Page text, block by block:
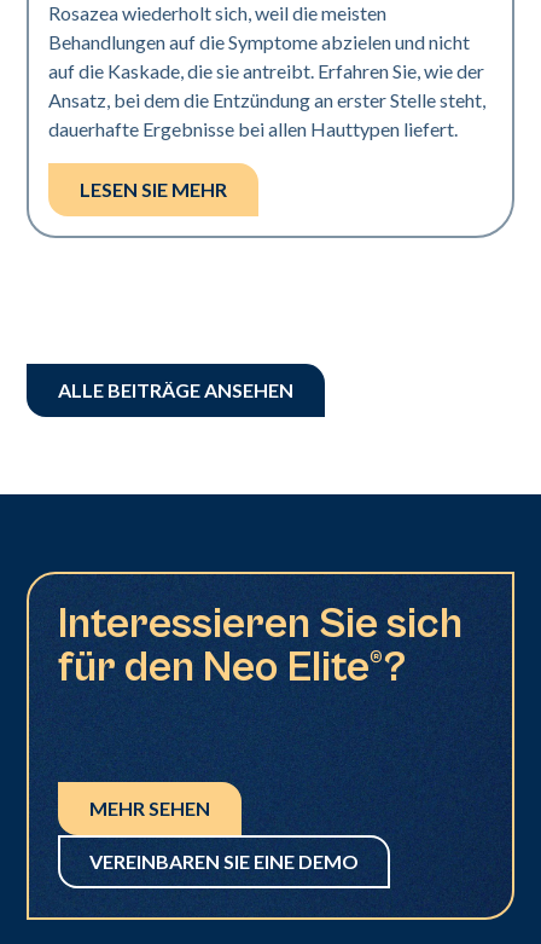
Rosazea wiederholt sich, weil die meisten
Behandlungen auf die Symptome abzielen und nicht
auf die Kaskade, die sie antreibt. Erfahren Sie, wie der
Ansatz, bei dem die Entzündung an erster Stelle steht,
dauerhafte Ergebnisse bei allen Hauttypen liefert.
LESEN SIE MEHR
ALLE BEITRÄGE ANSEHEN
Interessieren Sie sich
für den Neo Elite®?
MEHR SEHEN
VEREINBAREN SIE EINE DEMO